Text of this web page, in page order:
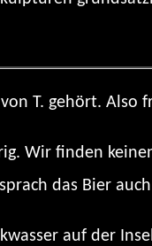
T. gehört. Also
Wir finden
das Bier
auf der